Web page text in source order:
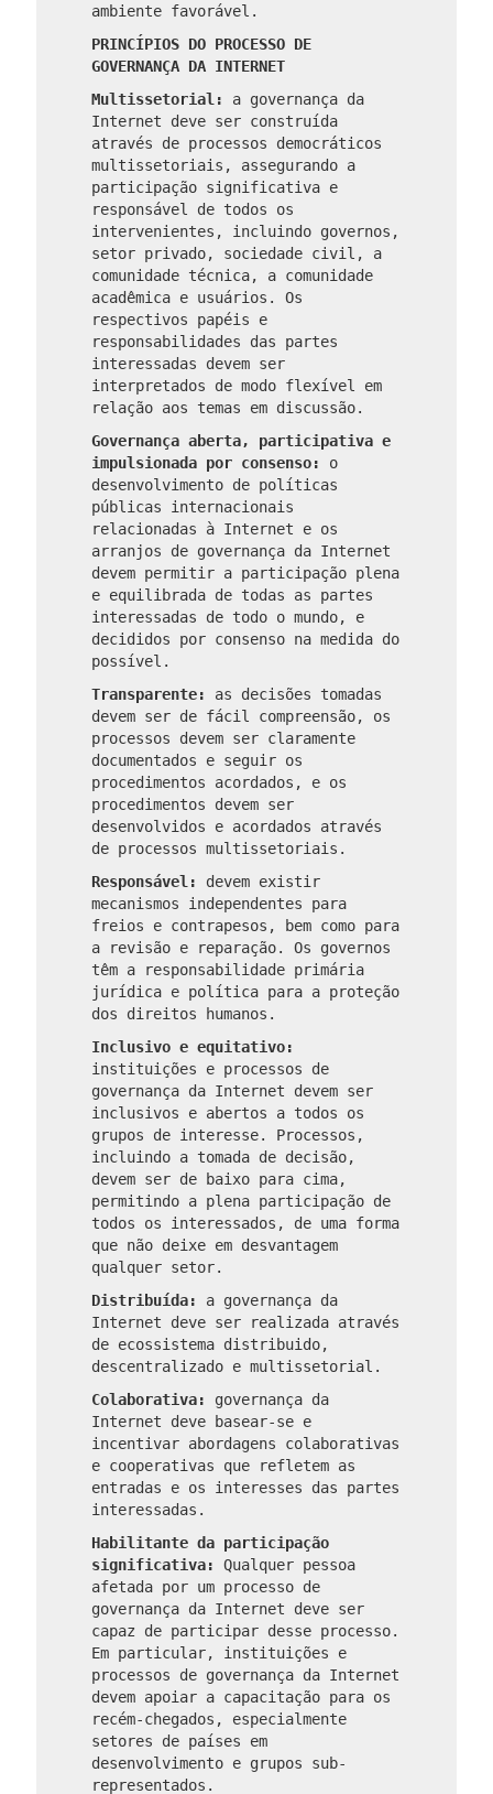
ambiente favorável.
PRINCÍPIOS DO PROCESSO DE
GOVERNANÇA DA INTERNET
Multissetorial:
a governança da
Internet deve ser construída
através de processos democráticos
multissetoriais, assegurando a
participação significativa e
responsável de todos os
intervenientes, incluindo governos,
setor privado, sociedade civil, a
comunidade técnica, a comunidade
acadêmica e usuários. Os
respectivos papéis e
responsabilidades das partes
interessadas devem ser
interpretados de modo flexível em
relação aos temas em discussão.
Governança aberta, participativa e
impulsionada por consenso:
o
desenvolvimento de políticas
públicas internacionais
relacionadas à Internet e os
arranjos de governança da Internet
devem permitir a participação plena
e equilibrada de todas as partes
interessadas de todo o mundo, e
decididos por consenso na medida do
possível.
Transparente:
as decisões tomadas
devem ser de fácil compreensão, os
processos devem ser claramente
documentados e seguir os
procedimentos acordados, e os
procedimentos devem ser
desenvolvidos e acordados através
de processos multissetoriais.
Responsável:
devem existir
mecanismos independentes para
freios e contrapesos, bem como para
a revisão e reparação. Os governos
têm a responsabilidade primária
jurídica e política para a proteção
dos direitos humanos.
Inclusivo e equitativo:
instituições e processos de
governança da Internet devem ser
inclusivos e abertos a todos os
grupos de interesse. Processos,
incluindo a tomada de decisão,
devem ser de baixo para cima,
permitindo a plena participação de
todos os interessados, de uma forma
que não deixe em desvantagem
qualquer setor.
Distribuída:
a governança da
Internet deve ser realizada através
de ecossistema distribuido,
descentralizado e multissetorial.
Colaborativa:
governança da
Internet deve basear-se e
incentivar abordagens colaborativas
e cooperativas que refletem as
entradas e os interesses das partes
interessadas.
Habilitante da participação
significativa:
Qualquer pessoa
afetada por um processo de
governança da Internet deve ser
capaz de participar desse processo.
Em particular, instituições e
processos de governança da Internet
devem apoiar a capacitação para os
recém-chegados, especialmente
setores de países em
desenvolvimento e grupos sub-
representados.